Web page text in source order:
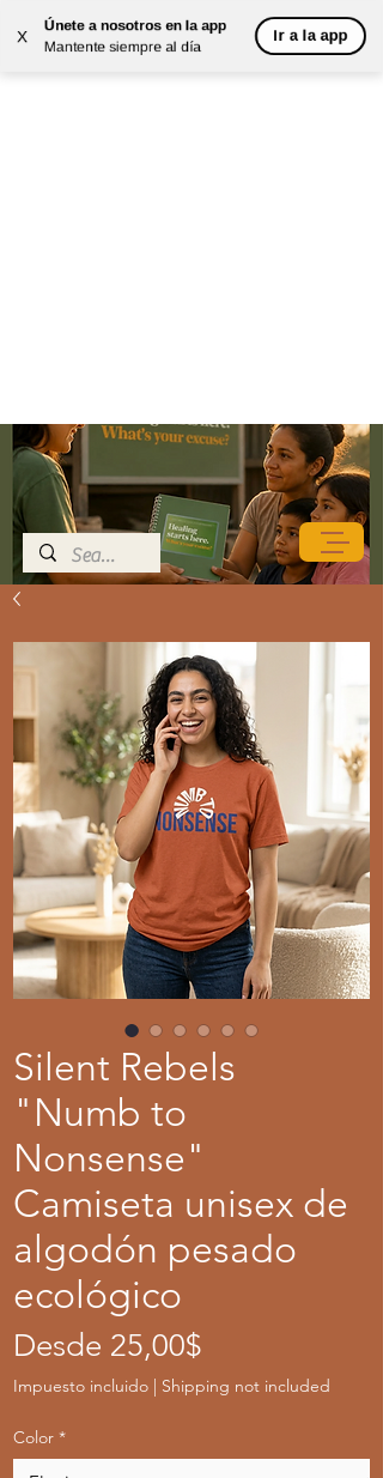
X
Únete a nosotros en la app
Mantente siempre al día
Ir a la app
Silent Rebels
"Numb to
Nonsense"
Camiseta unisex de
algodón pesado
ecológico
Desde 25,00$
de
Impuesto incluido | Shipping not included
Color *